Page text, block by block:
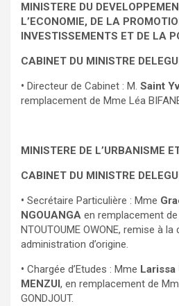
MINISTERE DU
L’ECONOMIE, DE LA
INVESTISSEMENTS ET DE LA
CABINET DU MINISTRE
• Directeur de Cabinet : M. Saint
remplacement de Mme Léa
MINISTERE DE L’URBANISME
CABINET DU MINISTRE
• Secrétaire Particulière : Mme
NGOUANGA en remplacement
NTOUTOUME OWONE, remise à
administration d’origine.
• Chargée d’Etudes : Mme Larissa
MENZUI, en remplacement de
GONDJOUT.